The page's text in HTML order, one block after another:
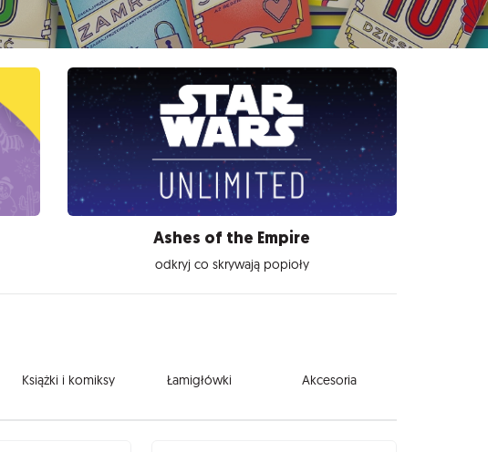
Ashes of the Empire
odkryj co skrywają popioły
Książki i komiksy Łamigłówki Akcesoria